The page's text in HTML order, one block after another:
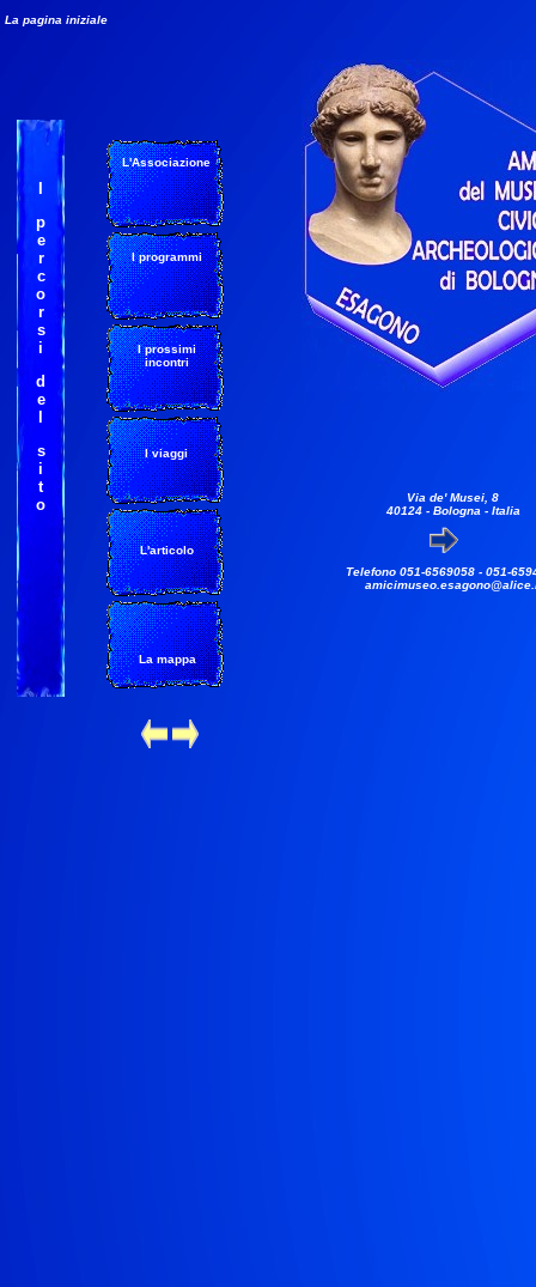
p
e
r
c
o
r
s
i
d
e
s
i
t
o
La pagina iniziale
Via de' Musei, 8
40124 - Bologna - Italia
Telefono 051-6569058 - 051-
I prossimi
incontri
I programmi
L'articolo
I viaggi
La mappa
L'Associazione